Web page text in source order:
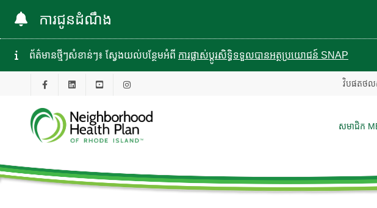
ការជូនដំណឹង
ព័ត៌មានថ្មីៗសំខាន់ៗ៖ ស្វែងយល់បន្ថែមអំពី ការផ្លាស់ប្តូរសិទ្ធិទទួលបានអត្ថប្រយោជន៍ SNAP
វិបផតថ
សមាជិក